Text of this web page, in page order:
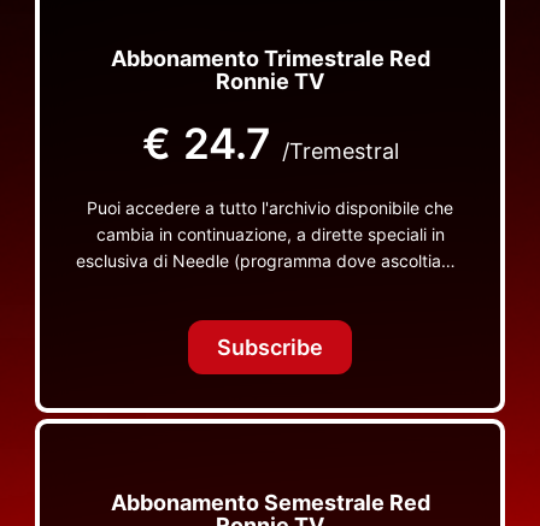
Abbonamento Trimestrale Red
Ronnie TV
€ 24.7 /Tremestral
Puoi accedere a tutto l'archivio disponibile che
cambia in continuazione, a dirette speciali in
esclusiva di Needle (programma dove ascoltiamo
TV non visibili da nessuna altra parte
Subscribe
Abbonamento Semestrale Red